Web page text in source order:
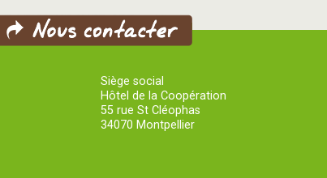
Siège social
Hôtel de la Coopération
55 rue St Cléophas
34070 Montpellier